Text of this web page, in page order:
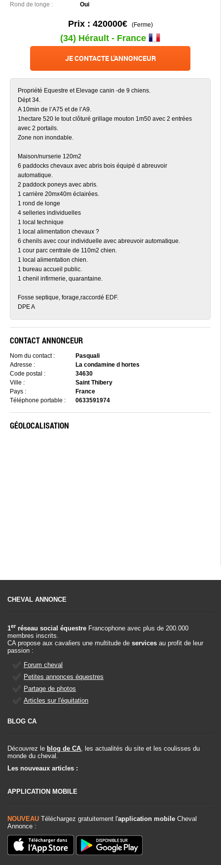
Rond de longe :
Oui
Prix : 420000€(Ferme)
(34) Hérault - France
JE CONTACTE L'ANNONCEUR
Propriété Equestre et Elevage canin -de 9 chiens.
Dépt 34.
A 10min de l’A75 et de l’A9.
1hectare 520 le tout clôturé grillage mouton 1m50 avec 2 entrées
avec 2 portails.
Zone non inondable.
Maison/nurserie 120m2
6 paddocks chevaux avec abris bois équipé d abreuvoir
automatique.
2 paddock poneys avec abris.
1 carrière 20mx40m éclairées.
1 rond de longe
4 selleries individuelles
1 local technique
1 local alimentation chevaux ?
6 chenils avec cour individuelle avec abreuvoir automatique.
1 cour parc centrale de 110m2 chien.
1 local alimentation chien.
1 bureau accueil public.
1 chenil infirmerie, quarantaine.
Fosse septique, forage,raccordé EDF.
DPE A
CONTACT ANNONCEUR
Nom du contact :
Pasquali
Adresse :
La condamine d hortes
Code postal :
34630
Ville :
Saint Thibery
Pays :
France
Téléphone portable :
0633591974
GÉOLOCALISATION
CHEVAL ANNONCE
1er réseau social équestre Francophone avec plus de 200.000
membres inscrits.
CA propose aux cavaliers une multitude de services au profit de leur
passion :
Forum cheval
Petites annonces équestres
Partage de photos
Articles sur l'équitation
BLOG CA
Découvrez le blog de CA, les actualités du site et les coulisses du
monde du cheval.
Les nouveaux articles :
APPLICATION MOBILE
NOUVEAU Téléchargez gratuitement l'application mobile Cheval
Annonce :